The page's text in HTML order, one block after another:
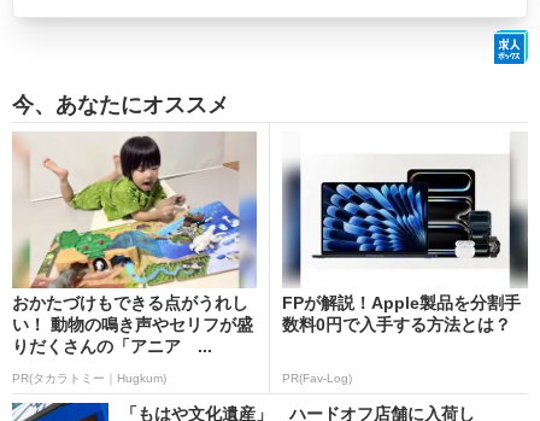
今、あなたにオススメ
おかたづけもできる点がうれし
い！ 動物の鳴き声やセリフが盛
りだくさんの「アニア ...
PR(タカラトミー｜Hugkum)
FPが解説！Apple製品を分割手
数料0円で入手する方法とは？
PR(Fav-Log)
「もはや文化遺産」 ハードオフ店舗に入荷し